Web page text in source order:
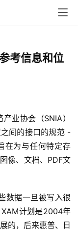
考信息和位
产业协会（SNIA）
间的接口的规范 -
在为与任何特定存
像、文档、PDF文
数据一旦被写入很
计划是2004年
的，后来惠普、日